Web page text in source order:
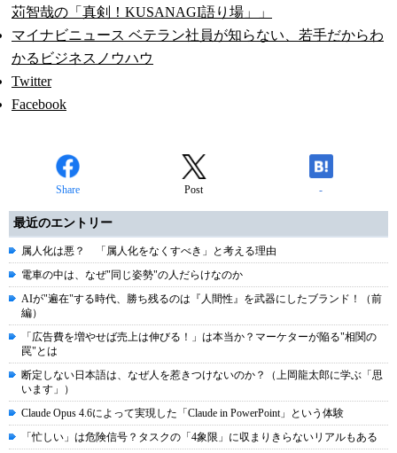
苅智哉の「真剣！KUSANAGI語り場」」
マイナビニュース ベテラン社員が知らない、若手だからわ
かるビジネスノウハウ
Twitter
Facebook
Share Post -
最近のエントリー
属人化は悪？ 「属人化をなくすべき」と考える理由
電車の中は、なぜ"同じ姿勢"の人だらけなのか
AIが"遍在"する時代、勝ち残るのは『人間性』を武器にしたブランド！（前
編）
「広告費を増やせば売上は伸びる！」は本当か？マーケターが陥る"相関の
罠"とは
断定しない日本語は、なぜ人を惹きつけないのか？（上岡龍太郎に学ぶ「思
います」）
Claude Opus 4.6によって実現した「Claude in PowerPoint」という体験
「忙しい」は危険信号？タスクの「4象限」に収まりきらないリアルもある